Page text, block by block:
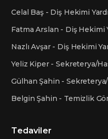
Celal Baş - Diş Hekimi
Fatma Arslan - Diş Hekimi
Nazlı Avşar - Diş Hekimi
Yeliz Kiper - Sekreterya/
Gülhan Şahin -
Belgin Şahin - Temizlik
Tedaviler